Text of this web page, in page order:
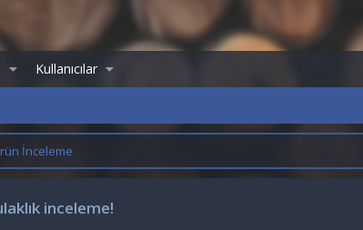
Kullanıcılar
İnceleme
inceleme!